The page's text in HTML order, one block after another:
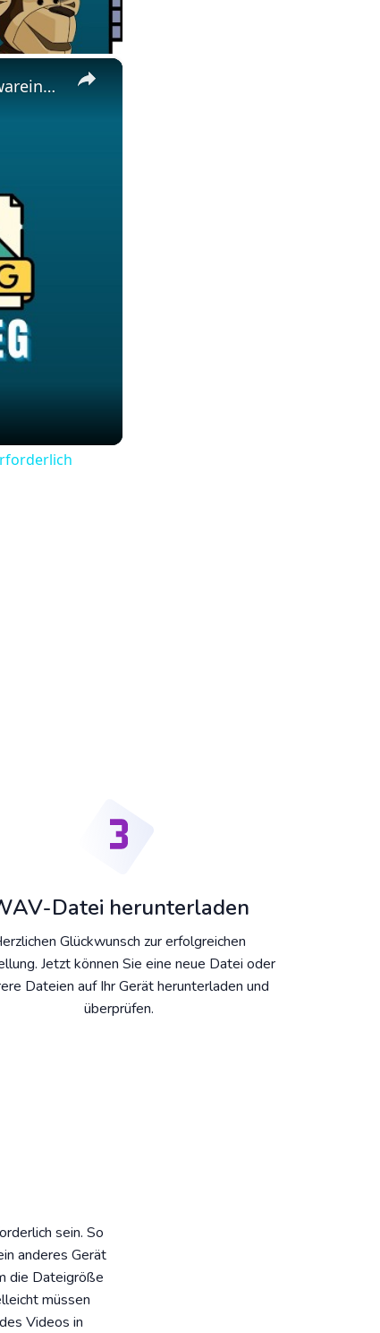
×
🖼️ Wie man TIFF in JPEG Online Kostenlos Konvertiert | Keine Softwareinstallation Erforderlich
Datei herunterladen
Glückwunsch zur erfolgreichen
Jetzt können Sie eine neue Datei oder
Dateien auf Ihr Gerät herunterladen und
überprüfen.
sein. So
anderes Gerät
die Dateigröße
müssen
Videos in